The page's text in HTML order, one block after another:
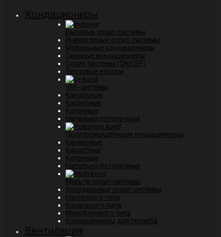
Кондиционеры
Бытовые сплит-системы
Инверторные сплит-системы
Мобильные кондиционеры
Оконные кондиционеры
Сплит-системы (ON/OFF)
Тепловые насосы
VRF-системы
Канальные
Касcетные
Колонные
Напольно-потолочные
Полупромышленные кондиционеры
Канальные
Кассетные
Колонные
Напольно-потолочные
Мульти сплит-системы
Холодильные сплит-системы
Настенного типа
Канального типа
Моноблочного типа
Кондиционеры для погреба
Вентиляция